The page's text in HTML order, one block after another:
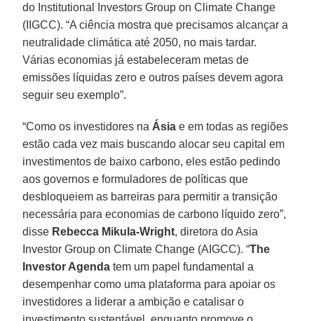
do Institutional Investors Group on Climate Change
(IIGCC). “A ciência mostra que precisamos alcançar a
neutralidade climática até 2050, no mais tardar.
Várias economias já estabeleceram metas de
emissões líquidas zero e outros países devem agora
seguir seu exemplo”.
“Como os investidores na Ásia e em todas as regiões
estão cada vez mais buscando alocar seu capital em
investimentos de baixo carbono, eles estão pedindo
aos governos e formuladores de políticas que
desbloqueiem as barreiras para permitir a transição
necessária para economias de carbono líquido zero”,
disse Rebecca Mikula-Wright, diretora do Asia
Investor Group on Climate Change (AIGCC). “The
Investor Agenda tem um papel fundamental a
desempenhar como uma plataforma para apoiar os
investidores a liderar a ambição e catalisar o